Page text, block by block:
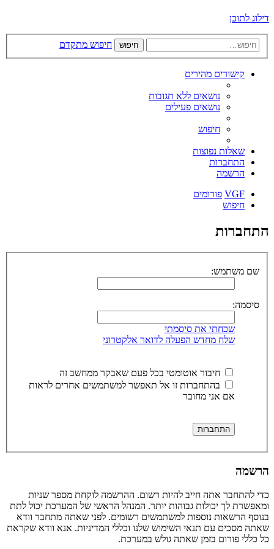
דילוג לתוכן
חיפוש חיפוש מתקדם
קישורים מהירים
נושאים ללא תגובות
נושאים פעילים
חיפוש
שאלות נפוצות
התחברות
הרשמה
VGF פורומים
חיפוש
התחברות
שם משתמש:
סיסמה:
שכחתי את סיסמתי
שלח מחדש הפעלה לדואר אלקטרוני
חיבור אוטומטי בכל פעם שאבקר ממחשב זה
בהתחברות זו אל תאפשר למשתמשים אחרים לראות
אם אני מחובר
הרשמה
כדי להתחבר אתה חייב להיות רשום. ההרשמה לוקחת מספר שניות
ומאפשרת לך יכולות גבוהות יותר. המנהל הראשי של המערכת יכול לתת
בנוסף הרשאות נוספות למשתמשים רשומים. לפני שאתה מתחבר וודא
שאתה מסכים עם תנאי השימוש שלנו וכללי המדיניות. אנא וודא שקראת
כל כללי פורום בזמן שאתה גולש במערכת.